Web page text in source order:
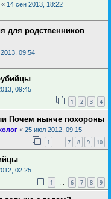
« 14 сен 2013, 18:22
для родственников
09:54
09:45
1 2 3 4
Почем нынче похороны
« 25 июл 2012, 09:15
1 … 7 8 9 10
02:25
1 … 6 7 8 9